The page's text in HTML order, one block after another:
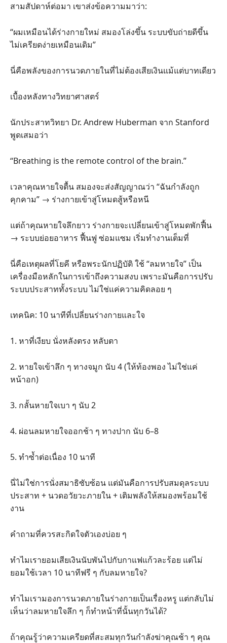
สามสัปดาห์ต่อมา เขาส่งข้อความมาว่า:
“ผมเหมือนได้ร่างกายใหม่ สมองโล่งขึ้น ระบบขับถ่ายดีขึ้น
ไม่เครียดง่ายเหมือนเดิม”
นี่คือพลังของการนวดภายในที่ไม่ต้องเสียเงินแม้แต่บาทเดียว
เบื้องหลังทางวิทยาศาสตร์
นักประสาทวิทยา Dr. Andrew Huberman จาก Stanford
พูดเสมอว่า
“Breathing is the remote control of the brain.”
เวลาคุณหายใจตื้น สมองจะส่งสัญญาณว่า “ฉันกำลังถูก
คุกคาม” → ร่างกายเข้าสู่โหมดสู้หรือหนี
แต่ถ้าคุณหายใจลึกยาว ร่างกายจะเปลี่ยนเข้าสู่โหมดพักฟื้น
→ ระบบย่อยอาหาร ฟื้นฟู ซ่อมแซม เริ่มทำงานเต็มที่
นี่คือเหตุผลที่โยคี หรือพระนักปฏิบัติ ใช้ “ลมหายใจ” เป็น
เครื่องมือหลักในการเข้าถึงความสงบ เพราะมันคือการปรับ
ระบบประสาททั้งระบบ ไม่ใช่แค่ความคิดลอย ๆ
เทคนิค: 10 นาทีที่เปลี่ยนร่างกายและใจ
1. หาที่เงียบ นั่งหลังตรง หลับตา
2. หายใจเข้าลึก ๆ ทางจมูก นับ 4 (ให้ท้องพอง ไม่ใช่แค่
หน้าอก)
3. กลั้นหายใจเบา ๆ นับ 2
4. ผ่อนลมหายใจออกช้า ๆ ทางปาก นับ 6–8
5. ทำซ้ำต่อเนื่อง 10 นาที
นี่ไม่ใช่การนั่งสมาธิซับซ้อน แต่มันคือการปรับสมดุลระบบ
ประสาท + นวดอวัยวะภายใน + เติมพลังให้สมองพร้อมใช้
งาน
คำถามที่ควรสะกิดใจตัวเองบ่อย ๆ
ทำไมเรายอมเสียเงินนับพันไปกับกาแฟแก้วละร้อย แต่ไม่
ยอมใช้เวลา 10 นาทีฟรี ๆ กับลมหายใจ?
ทำไมเรามองการนวดภายในร่างกายเป็นเรื่องหรู แต่กลับไม่
เห็นว่าลมหายใจลึก ๆ ก็ทำหน้าที่นั้นทุกวันได้?
ถ้าคุณรู้ว่าความเครียดที่สะสมทุกวันกำลังฆ่าคุณช้า ๆ คุณ